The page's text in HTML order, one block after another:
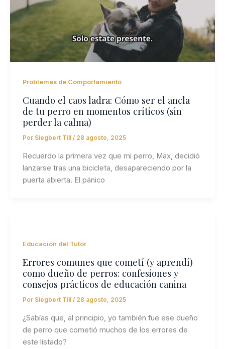
Problemas de Comportamiento
Cuando el caos ladra: Cómo ser el ancla
de tu perro en momentos críticos (sin
perder la calma)
Por Siegbert Till / 28 agosto, 2025
Recuerdo la primera vez que mi perro, Max, decidió
lanzarse tras una bicicleta, desapareciendo por la
puerta abierta. El pánico
Educación del Tutor
Errores comunes que cometí (y aprendí)
como dueño de perros: confesiones y
consejos prácticos de educación canina
Por Siegbert Till / 28 agosto, 2025
¿Sabías que, al principio, yo también fue ese dueño
de perro que cometió muchos de los errores de
este listado?